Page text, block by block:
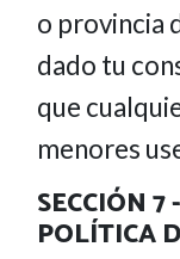
o provincia
dado tu
que
menores
SECCIÓN
POLÍTICA